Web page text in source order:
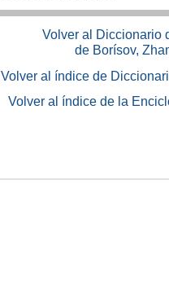
Volver al Diccionario
de Borísov,
Volver al índice de
Volver al índice de la